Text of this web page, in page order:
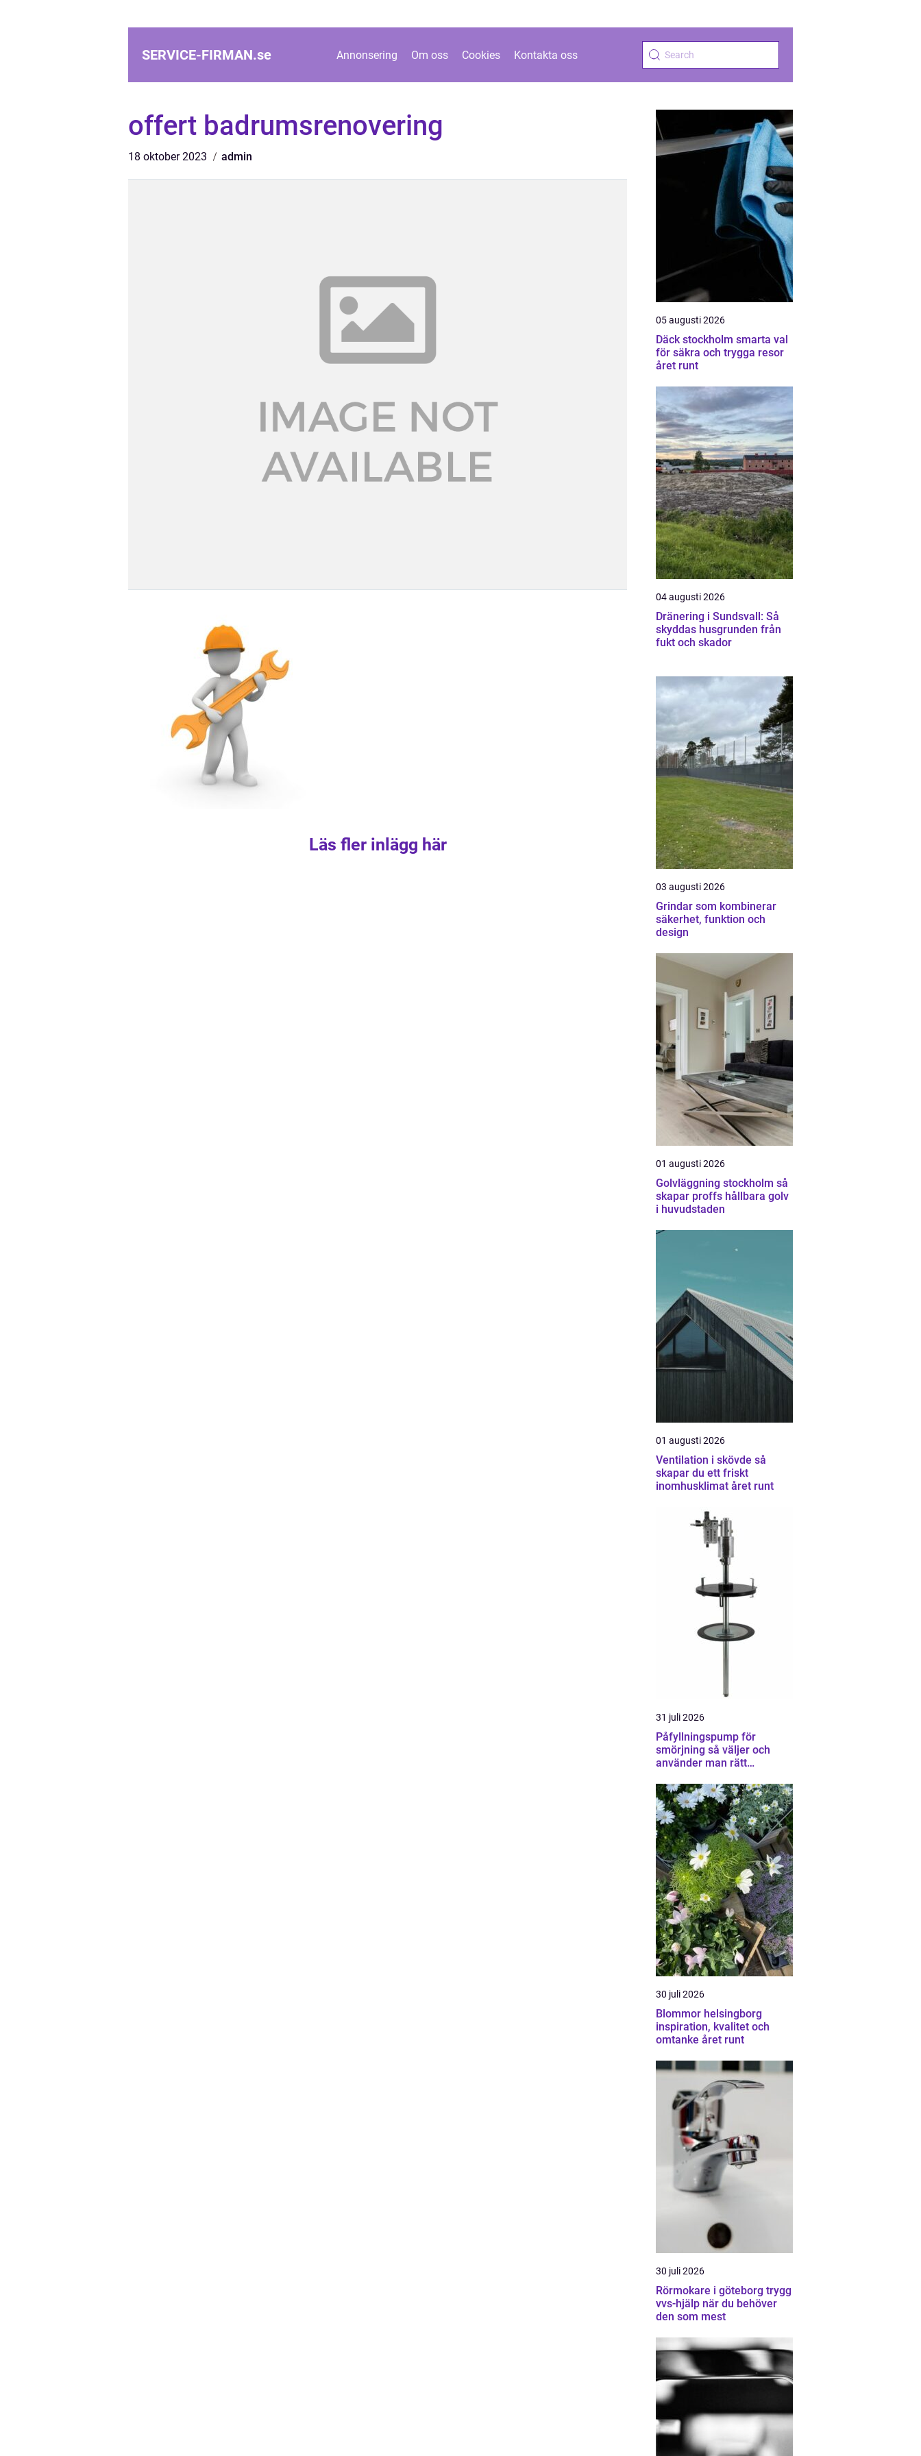
SERVICE-FIRMAN.se Annonsering Om oss Cookies Kontakta oss
offert badrumsrenovering
18 oktober 2023 admin
Läs fler inlägg här
05 augusti 2026
Däck stockholm smarta val
för säkra och trygga resor
året runt
04 augusti 2026
Dränering i Sundsvall: Så
skyddas husgrunden från
fukt och skador
03 augusti 2026
Grindar som kombinerar
säkerhet, funktion och
design
01 augusti 2026
Golvläggning stockholm så
skapar proffs hållbara golv
i huvudstaden
01 augusti 2026
Ventilation i skövde så
skapar du ett friskt
inomhusklimat året runt
31 juli 2026
Påfyllningspump för
smörjning så väljer och
använder man rätt
30 juli 2026
Blommor helsingborg
inspiration, kvalitet och
omtanke året runt
30 juli 2026
Rörmokare i göteborg trygg
vvs-hjälp när du behöver
den som mest